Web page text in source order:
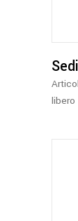
libero